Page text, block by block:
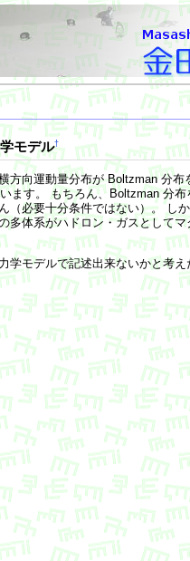
モデル†
方向運動量分布が Boltzman 分布
ます。 もちろん、Boltzman 分
（必要十分条件ではない）。 し
多体系がハドロン・ガスとして
学モデルで記述出来ないかと考え